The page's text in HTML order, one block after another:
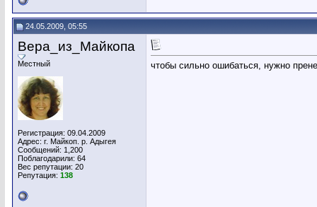
24.05.2009, 05:55
Вера_из_Майкопа
Местный
Регистрация: 09.04.2009
Адрес: г. Майкоп. р. Адыгея
Сообщений: 1,200
Поблагодарили: 64
Вес репутации: 20
Репутация: 138
чтобы сильно ошибаться, нужно